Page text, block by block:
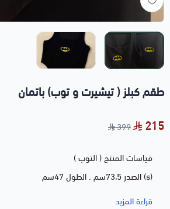
طقم كبلز ( تيشيرت و توب) باتمان
215
399
قياسات المنتج ( التوب )
(s) الصدر 73،5سم . الطول 47سم
قراءة المزيد